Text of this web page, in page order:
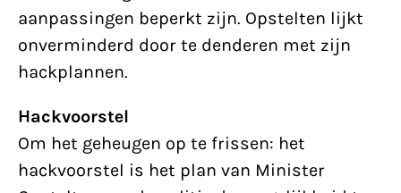
aanpassingen beperkt zijn. Opstelten lijkt
onverminderd door te denderen met zijn
hackplannen.
Hackvoorstel
Om het geheugen op te frissen: het
hackvoorstel is het plan van Minister